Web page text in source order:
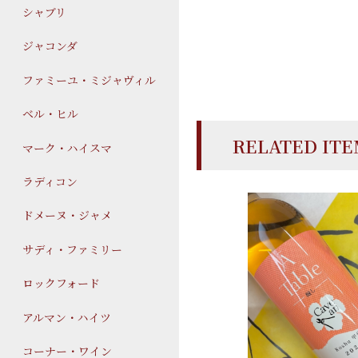
シャブリ
ジャコンダ
ファミーユ・ミジャヴィル
ベル・ヒル
マーク・ハイスマ
ラディコン
ドメーヌ・ジャメ
サディ・ファミリー
ロックフォード
アルマン・ハイツ
コーナー・ワイン
RELATED